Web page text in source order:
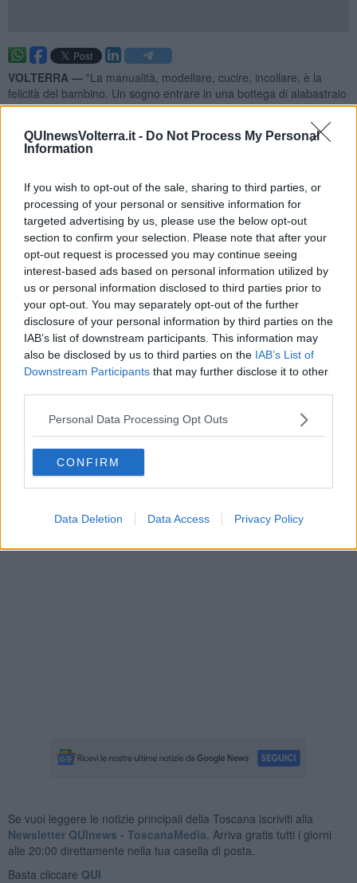
QUInewsVolterra.it - Do Not Process My Personal
Information
If you wish to opt-out of the sale, sharing to third parties, or
processing of your personal or sensitive information for
targeted advertising by us, please use the below opt-out
section to confirm your selection. Please note that after your
opt-out request is processed you may continue seeing
interest-based ads based on personal information utilized by
us or personal information disclosed to third parties prior to
your opt-out. You may separately opt-out of the further
disclosure of your personal information by third parties on the
IAB’s list of downstream participants. This information may
also be disclosed by us to third parties on the IAB’s List of
Downstream Participants that may further disclose it to other
Personal Data Processing Opt Outs
CONFIRM
Data Deletion Data Access Privacy Policy
VOLTERRA — "La manualità, modellare, cucire, incollare, è la
felicità del bambino. Un sogno entrare in una bottega di alabastraio
e mettersi al lavoro per dare forma alla pietra, per piegarla alla
fantasia del gioco", ha spiegato l'assessora a turismo e istruzione
del comune di VolterraViola Luti.
degli artigiani volterrani. Bambini di diverse nazionalità sono così
diventati, per qualche ora, provetti artieri della pietra lunare della
città grazie al progetto Artigiani in bianco”.
Se vuoi leggere le notizie principali della Toscana iscriviti alla
Newsletter QUInews - ToscanaMedia. Arriva gratis tutti i giorni
alle 20:00 direttamente nella tua casella di posta.
Basta cliccare QUI